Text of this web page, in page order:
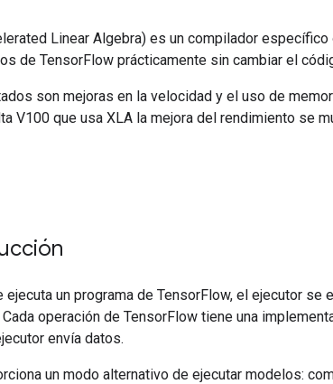
Linear Algebra) es un compilador
de TensorFlow prácticamente sin cambiar el
son mejoras en la velocidad y el uso de
V100 que usa XLA la mejora del rendimiento se
ejecuta un programa de TensorFlow, el ejecutor
operación de TensorFlow tiene una
envía datos.
un modo alternativo de ejecutar modelos: